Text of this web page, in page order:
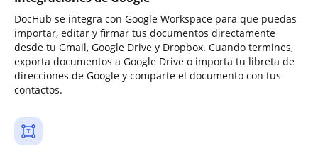
DocHub se integra con Google Workspace para que puedas
importar, editar y firmar tus documentos directamente
desde tu Gmail, Google Drive y Dropbox. Cuando termines,
exporta documentos a Google Drive o importa tu libreta de
direcciones de Google y comparte el documento con tus
contactos.